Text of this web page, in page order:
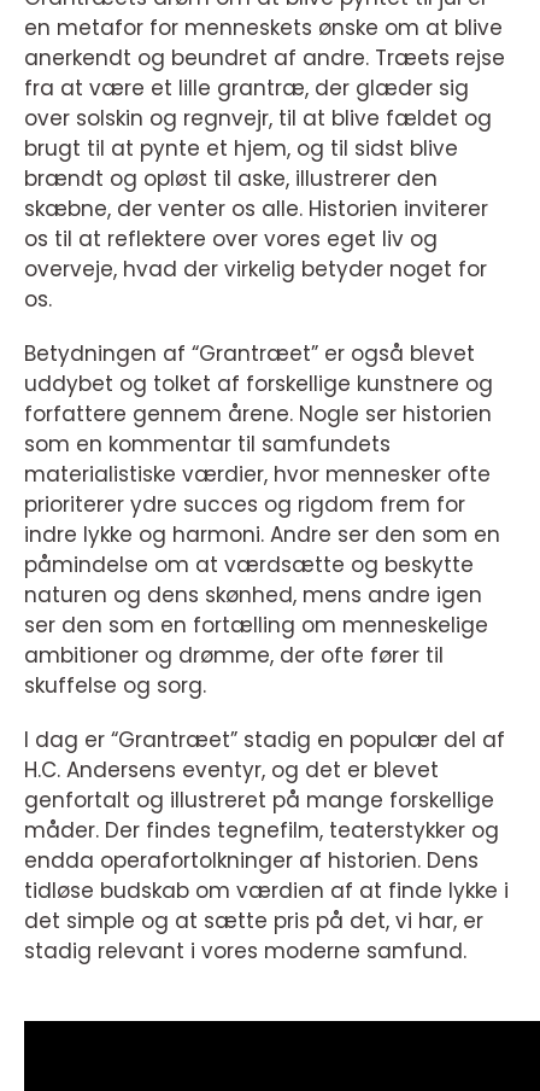
en metafor for menneskets ønske om at blive
anerkendt og beundret af andre. Træets rejse
fra at være et lille grantræ, der glæder sig
over solskin og regnvejr, til at blive fældet og
brugt til at pynte et hjem, og til sidst blive
brændt og opløst til aske, illustrerer den
skæbne, der venter os alle. Historien inviterer
os til at reflektere over vores eget liv og
overveje, hvad der virkelig betyder noget for
os.
Betydningen af “Grantræet” er også blevet
uddybet og tolket af forskellige kunstnere og
forfattere gennem årene. Nogle ser historien
som en kommentar til samfundets
materialistiske værdier, hvor mennesker ofte
prioriterer ydre succes og rigdom frem for
indre lykke og harmoni. Andre ser den som en
påmindelse om at værdsætte og beskytte
naturen og dens skønhed, mens andre igen
ser den som en fortælling om menneskelige
ambitioner og drømme, der ofte fører til
skuffelse og sorg.
I dag er “Grantræet” stadig en populær del af
H.C. Andersens eventyr, og det er blevet
genfortalt og illustreret på mange forskellige
måder. Der findes tegnefilm, teaterstykker og
endda operafortolkninger af historien. Dens
tidløse budskab om værdien af at finde lykke i
det simple og at sætte pris på det, vi har, er
stadig relevant i vores moderne samfund.